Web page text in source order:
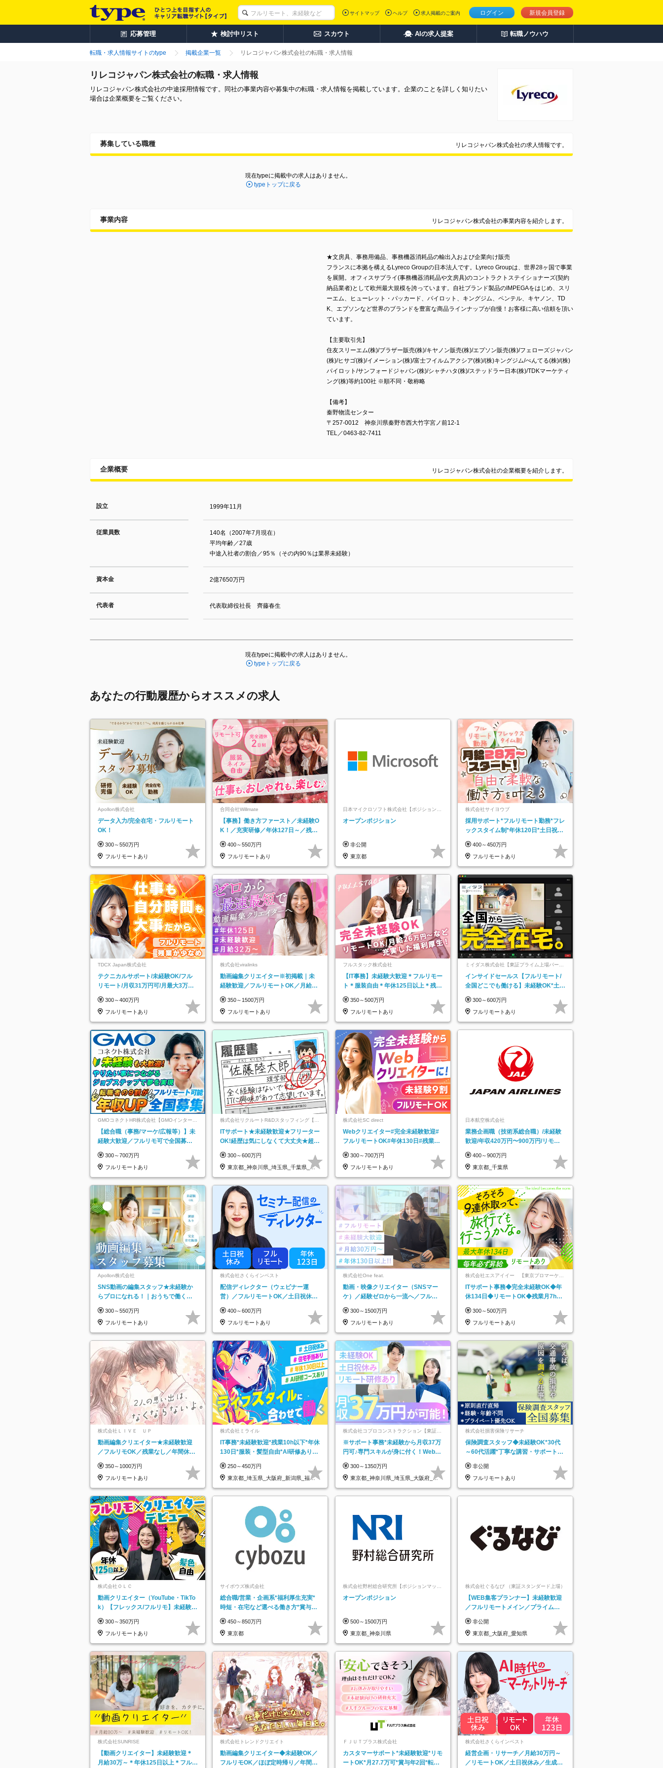
ログイン 新規会員登録
サイトマップ ヘルプ 求人掲載のご案内
応募管理 検討中リスト スカウト AIの求人提案 転職ノウハウ
転職・求人情報サイトのtype 掲載企業一覧 リレコジャパン株式会社の転職・求人情報
リレコジャパン株式会社の転職・求人情報
リレコジャパン株式会社の中途採用情報です。同社の事業内容や募集中の転職・求人情報を掲載しています。企業のことを詳しく知りたい
場合は企業概要をご覧ください。
募集している職種 リレコジャパン株式会社の求人情報です。
現在typeに掲載中の求人はありません。
typeトップに戻る
事業内容 リレコジャパン株式会社の事業内容を紹介します。
★文房具、事務用備品、事務機器消耗品の輸出入および企業向け販売
フランスに本拠を構えるLyreco Groupの日本法人です。Lyreco Groupは、世界28ヶ国で事業
を展開。オフィスサプライ(事務機器消耗品や文房具)のコントラクトステイショナーズ(契約
納品業者)として欧州最大規模を誇っています。自社ブランド製品のIMPEGAをはじめ、スリ
ーエム、ヒューレット・パッカード、パイロット、キングジム、ペンテル、キヤノン、TD
K、エプソンなど世界のブランドを豊富な商品ラインナップが自慢！お客様に高い信頼を頂い
ています。
【主要取引先】
住友スリーエム(株)/ブラザー販売(株)/キヤノン販売(株)/エプソン販売(株)/フェローズジャパン
(株)/ヒサゴ(株)/イメーション(株)/富士フイルムアクシア(株)/(株)キングジム/ぺんてる(株)/(株)
パイロット/サンフォードジャパン(株)/シャチハタ(株)/ステッドラー日本(株)/TDKマーケティ
ング(株)等約100社 ※順不同・敬称略
【備考】
秦野物流センター
〒257-0012 神奈川県秦野市西大竹字宮ノ前12-1
TEL／0463-82-7411
企業概要 リレコジャパン株式会社の企業概要を紹介します。
設立 1999年11月
従業員数
140名（2007年7月現在）
平均年齢／27歳
中途入社者の割合／95％（その内90％は業界未経験）
資本金 2億7650万円
代表者 代表取締役社長 齊藤春生
現在typeに掲載中の求人はありません。
typeトップに戻る
あなたの行動履歴からオススメの求人
Apollon株式会社
データ入力/完全在宅・フルリモート
OK！
300～550万円
フルリモートあり
合同会社Willmate
【事務】働き方ファースト／未経験O
K！／充実研修／年休127日～／残業
400～550万円
フルリモートあり
日本マイクロソフト株式会社【ポジションマ
ッチ登録】
オープンポジション
非公開
東京都
株式会社サイヨウブ
採用サポート*フルリモート勤務*フレ
ックスタイム制*年休120日*土日祝休
400～450万円
フルリモートあり
TDCX Japan株式会社
テクニカルサポート/未経験OK/フル
リモート/月収31万円可/月最大3万の
300～400万円
フルリモートあり
株式会社viralinks
動画編集クリエイター※初掲載｜未
経験歓迎／フルリモートOK／月給32
350～1500万円
フルリモートあり
フルスタック株式会社
【IT事務】未経験大歓迎＊フルリモー
ト＊服装自由＊年休125日以上＊残業
350～500万円
フルリモートあり
ミイダス株式会社【東証プライム上場パーソ
インサイドセールス【フルリモート/
全国どこでも働ける】未経験OK*土日
300～600万円
フルリモートあり
GMOコネクトHR株式会社【GMOインターネ
ットグループ】
【総合職（事務/マーケ/広報等）】未
経験大歓迎／フルリモ可で全国募
★
300～700万円
フルリモートあり
株式会社リクルートR&Dスタッフィング【リ
クルートグループ】
ITサポート★未経験歓迎★フリーター
OK!経歴は気にしなくて大丈夫★超大
300～600万円
東京都_神奈川県_埼玉県_千葉県_大
阪府…
株式会社SC direct
Webクリエイター#完全未経験歓迎#
フルリモートOK#年休130日#残業月
300～700万円
フルリモートあり
日本航空株式会社
業務企画職（技術系総合職）/未経験
歓迎/年収420万円〜900万円/リモー
400～900万円
東京都_千葉県
Apollon株式会社
SNS動画の編集スタッフ★未経験か
らプロになれる！｜おうちで働くフ
300～550万円
フルリモートあり
株式会社さくらインベスト
配信ディレクター（ウェビナー運
営）／フルリモートOK／土日祝休み
400～600万円
フルリモートあり
株式会社One feat.
動画・映像クリエイター（SNSマー
ケ）／経験ゼロから一流へ／フルリ
日以上
300～1500万円
フルリモートあり
株式会社エスアイイー 【東京プロマーケッ
ITサポート事務◆完全未経験OK◆年
休134日◆リモートOK◆残業月7h以
300～500万円
フルリモートあり
株式会社ＬＩＶＥ ＵＰ
動画編集クリエイター★未経験歓迎
／フルリモOK／残業なし／年間休日
実で安心
350～1000万円
フルリモートあり
株式会社ミライル
IT事務*未経験歓迎*残業10h以下*年休
130日*服装・髪型自由*AI研修あり*
250～450万円
東京都_埼玉県_大阪府_新潟県_福岡
県
株式会社コプロコンストラクション【東証プ
ライム上場コプロ・ホールディングス子会
社】
※サポート事務*未経験から月収37万
円可♪専門スキルが身に付く！Web面
300～1350万円
東京都_神奈川県_埼玉県_大阪府_愛
知県…
株式会社損害保険リサーチ
保険調査スタッフ◆未経験OK*30代
～60代活躍*丁寧な講習・サポートあ
託
非公開
フルリモートあり
株式会社ＯＬＣ
動画クリエイター（YouTube・TikTo
k）【フレックス/フルリモ】未経験O
300～350万円
フルリモートあり
サイボウズ株式会社
総合職/営業・企画系*福利厚生充実*
時短・在宅など選べる働き方*賞与年
450～850万円
東京都
株式会社野村総合研究所【ポジションマッチ
オープンポジション
500～1500万円
東京都_神奈川県
株式会社ぐるなび （東証スタンダード上場）
【WEB集客プランナー】未経験歓迎
／フルリモートメイン／プライム上
屋
非公開
東京都_大阪府_愛知県
株式会社SUNRISE
【動画クリエイター】未経験歓迎＊
月給30万～＊年休125日以上＊フルリ
株式会社トレンドクリエイト
動画編集クリエイター◆未経験OK／
フルリモOK／ほぼ定時帰り／年間休
ＦＪＵＴプラス株式会社
カスタマーサポート*未経験歓迎*リモ
ートOK*月27.7万可*賞与年2回*転勤
株式会社さくらインベスト
経営企画・リサーチ／月給30万円～
／リモートOK／土日祝休み／生成AI